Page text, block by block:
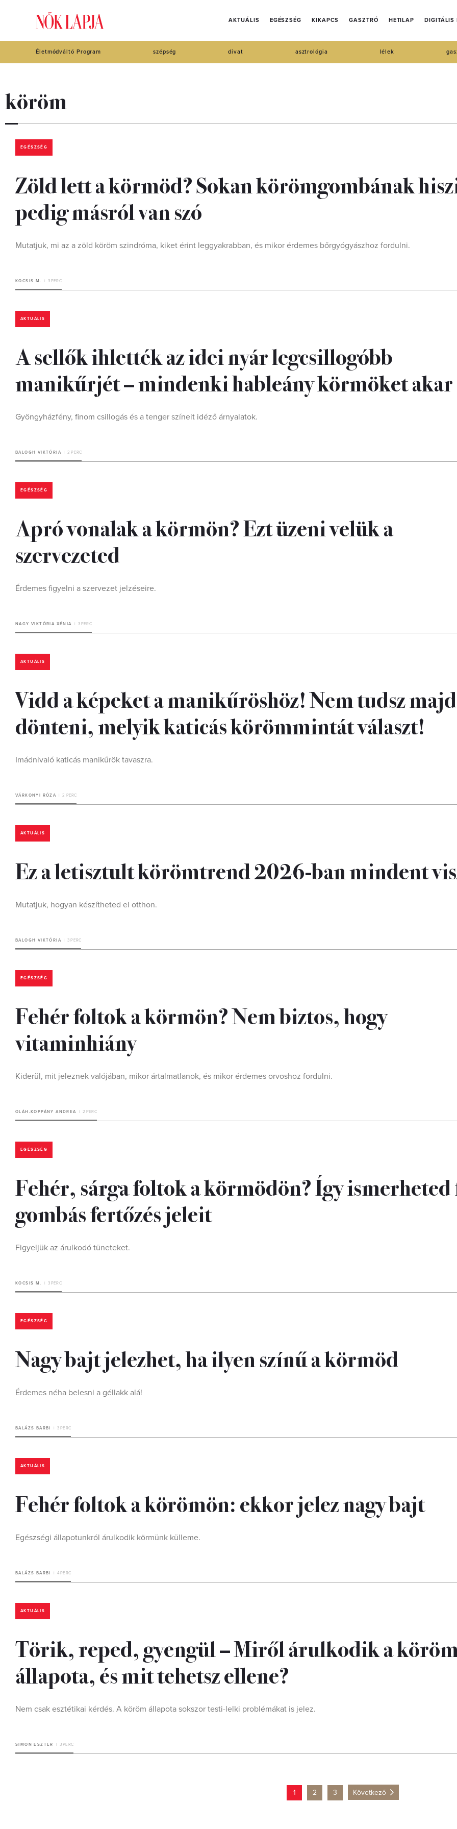
AKTUÁLIS EGÉSZSÉG KIKAPCS GASZTRÓ HETILAP DIGITÁLIS
Életmódváltó Program szépség divat asztrológia lélek
köröm
EGÉSZSÉG
Zöld lett a körmöd? Sokan körömgombának
pedig másról van szó
Mutatjuk, mi az a zöld köröm szindróma, kiket érint leggyakrabban, és mikor érdemes bőrgyógyászhoz fordulni.
KOCSIS M. 3 PERC
AKTUÁLIS
A sellők ihlették az idei nyár legcsillogóbb
manikűrjét – mindenki hableány körmöket akar
Gyöngyházfény, finom csillogás és a tenger színeit idéző árnyalatok.
BALOGH VIKTÓRIA 2 PERC
EGÉSZSÉG
Apró vonalak a körmön? Ezt üzeni velük a
szervezeted
Érdemes figyelni a szervezet jelzéseire.
NAGY VIKTÓRIA XÉNIA 3 PERC
AKTUÁLIS
Vidd a képeket a manikűröshöz! Nem tudsz majd
dönteni, melyik katicás körömmintát választ!
Imádnivaló katicás manikűrök tavaszra.
VÁRKONYI RÓZA 2 PERC
AKTUÁLIS
Ez a letisztult körömtrend 2026-ban mindent
Mutatjuk, hogyan készítheted el otthon.
BALOGH VIKTÓRIA 3 PERC
EGÉSZSÉG
Fehér foltok a körmön? Nem biztos, hogy
vitaminhiány
Kiderül, mit jeleznek valójában, mikor ártalmatlanok, és mikor érdemes orvoshoz fordulni.
OLÁH-KOPPÁNY ANDREA 2 PERC
EGÉSZSÉG
Fehér, sárga foltok a körmödön? Így ismerheted
gombás fertőzés jeleit
Figyeljük az árulkodó tüneteket.
KOCSIS M. 3 PERC
EGÉSZSÉG
Nagy bajt jelezhet, ha ilyen színű a körmöd
Érdemes néha belesni a géllakk alá!
BALÁZS BARBI 3 PERC
AKTUÁLIS
Fehér foltok a körömön: ekkor jelez nagy bajt
Egészségi állapotunkról árulkodik körmünk külleme.
BALÁZS BARBI 4 PERC
AKTUÁLIS
Törik, reped, gyengül – Miről árulkodik a
állapota, és mit tehetsz ellene?
Nem csak esztétikai kérdés. A köröm állapota sokszor testi-lelki problémákat is jelez.
SIMON ESZTER 3 PERC
1 2 3 Következő